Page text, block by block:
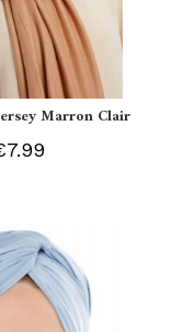
Marron Clair